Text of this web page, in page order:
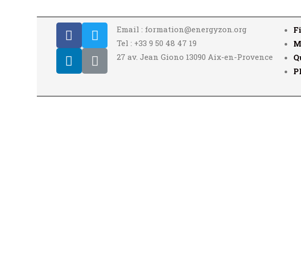
Email : formation@energyzon.org
Tel : +33 9 50 48 47 19
27 av. Jean Giono 13090 Aix-en-Provence